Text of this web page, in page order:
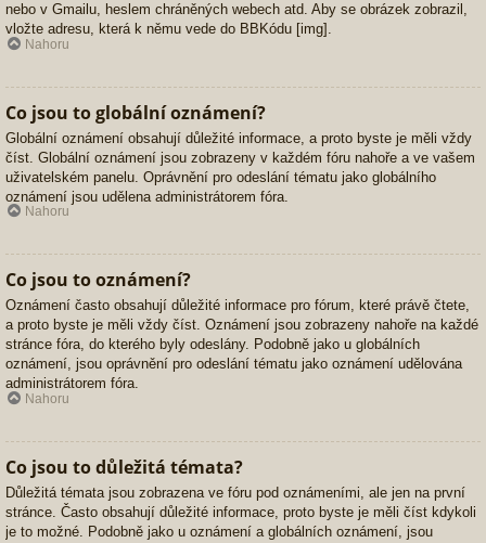
nebo v Gmailu, heslem chráněných webech atd. Aby se obrázek zobrazil,
vložte adresu, která k němu vede do BBKódu [img].
Nahoru
Co jsou to globální oznámení?
Globální oznámení obsahují důležité informace, a proto byste je měli vždy
číst. Globální oznámení jsou zobrazeny v každém fóru nahoře a ve vašem
uživatelském panelu. Oprávnění pro odeslání tématu jako globálního
oznámení jsou udělena administrátorem fóra.
Nahoru
Co jsou to oznámení?
Oznámení často obsahují důležité informace pro fórum, které právě čtete,
a proto byste je měli vždy číst. Oznámení jsou zobrazeny nahoře na každé
stránce fóra, do kterého byly odeslány. Podobně jako u globálních
oznámení, jsou oprávnění pro odeslání tématu jako oznámení udělována
administrátorem fóra.
Nahoru
Co jsou to důležitá témata?
Důležitá témata jsou zobrazena ve fóru pod oznámeními, ale jen na první
stránce. Často obsahují důležité informace, proto byste je měli číst kdykoli
je to možné. Podobně jako u oznámení a globálních oznámení, jsou